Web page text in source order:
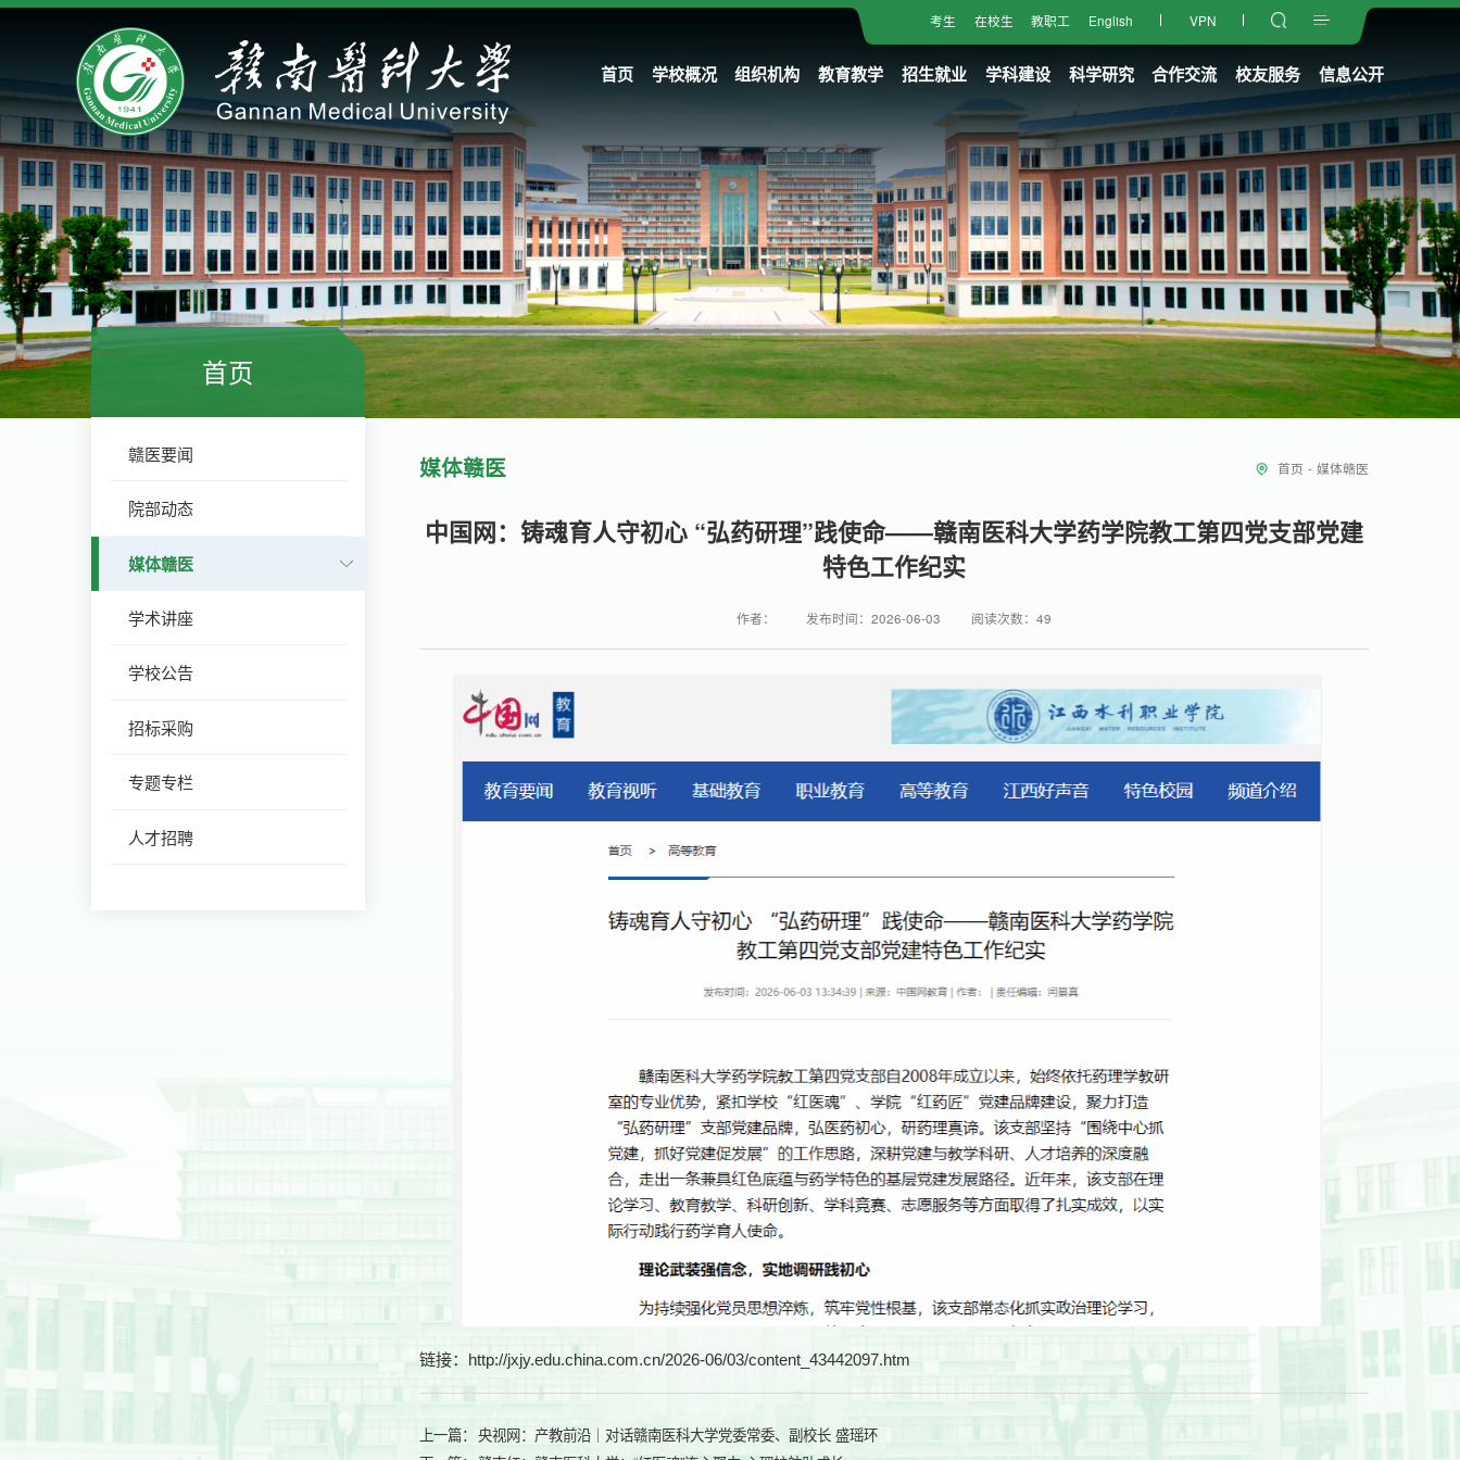
考生 在校生 教职工 English VPN
首页 学校概况 组织机构 教育教学 招生就业 学科建设 科学研究 合作交流 校友服务 信息公开
首页
赣医要闻
院部动态
媒体赣医
学术讲座
学校公告
招标采购
专题专栏
人才招聘
媒体赣医 首页 - 媒体赣医
中国网：铸魂育人守初心 “弘药研理”践使命——赣南医科大学药学院教工第四党支部党建
特色工作纪实
作者： 发布时间：2026-06-03 阅读次数：49
链接： http://jxjy.edu.china.com.cn/2026-06/03/content_43442097.htm
上一篇： 央视网：产教前沿｜对话赣南医科大学党委常委、副校长 盛瑶环